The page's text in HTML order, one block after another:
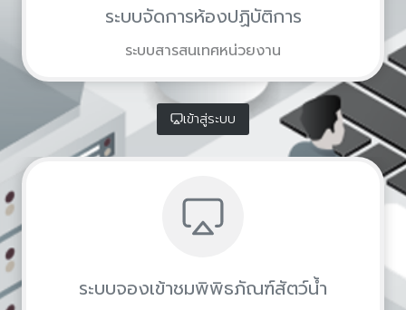
ระบบจัดการห้องปฏิบัติการ
ระบบสารสนเทศหน่วยงาน
เข้าสู่ระบบ
ระบบจองเข้าชมพิพิธภัณฑ์สัตว์น้ำ